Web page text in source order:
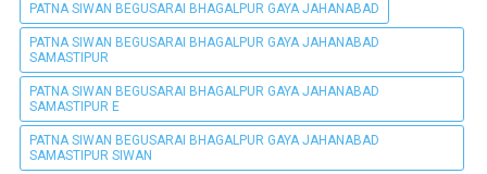
PATNA SIWAN BEGUSARAI BHAGALPUR GAYA JAHANABAD
PATNA SIWAN BEGUSARAI BHAGALPUR GAYA JAHANABAD
SAMASTIPUR
PATNA SIWAN BEGUSARAI BHAGALPUR GAYA JAHANABAD
SAMASTIPUR E
PATNA SIWAN BEGUSARAI BHAGALPUR GAYA JAHANABAD
SAMASTIPUR SIWAN